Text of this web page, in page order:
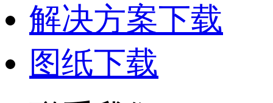
解决方案下载
图纸下载